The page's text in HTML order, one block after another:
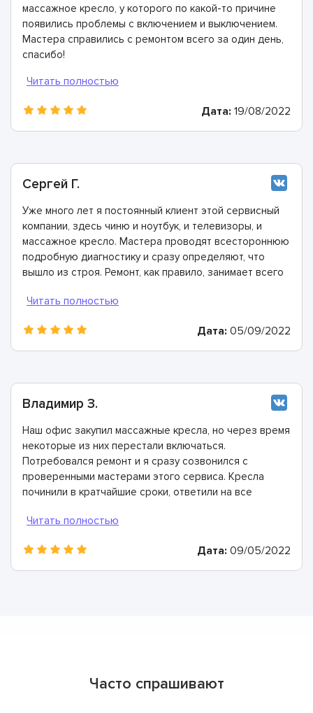
массажное кресло, у которого по какой-то причине
появились проблемы с включением и выключением.
Мастера справились с ремонтом всего за один день,
спасибо!
Дата: 19/08/2022
Сергей Г.
Уже много лет я постоянный клиент этой сервисный
компании, здесь чиню и ноутбук, и телевизоры, и
массажное кресло. Мастера проводят всестороннюю
подробную диагностику и сразу определяют, что
вышло из строя. Ремонт, как правило, занимает всего
Дата: 05/09/2022
Владимир З.
Наш офис закупил массажные кресла, но через время
некоторые из них перестали включаться.
Потребовался ремонт и я сразу созвонился с
проверенными мастерами этого сервиса. Кресла
починили в кратчайшие сроки, ответили на все
Дата: 09/05/2022
Часто спрашивают